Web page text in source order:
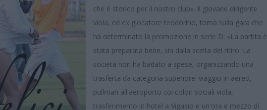
che è storico per il nostro club». Il giovane dirigente
viola, ed ex giocatore teodorino, torna sulla gara che
ha determinato la promozione in serie D: «La partita è
stata preparata bene, sin dalla scelta del ritiro. La
società non ha badato a spese, organizzando una
trasferta da categoria superiore: viaggio in aereo,
pullman all'aeroporto coi colori sociali viola,
trasferimento in hotel a Vigasio e un'ora e mezzo di